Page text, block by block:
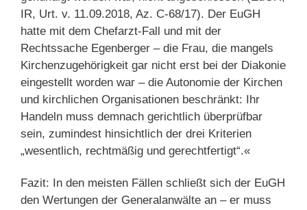
IR, Urt. v. 11.09.2018, Az. C‑68/17). Der EuGH
hatte mit dem Chefarzt-Fall und mit der
Rechtssache Egenberger – die Frau, die mangels
Kirchenzugehörigkeit gar nicht erst bei der Diakonie
eingestellt worden war – die Autonomie der Kirchen
und kirchlichen Organisationen beschränkt: Ihr
Handeln muss demnach gerichtlich überprüfbar
sein, zumindest hinsichtlich der drei Kriterien
„wesentlich, rechtmäßig und gerechtfertigt“.«
Fazit: In den meisten Fällen schließt sich der EuGH
den Wertungen der Generalanwälte an – er muss